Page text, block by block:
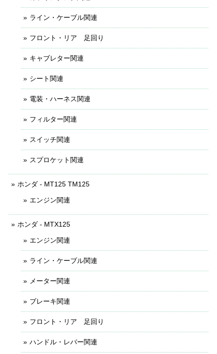
ライン・ケーブル関連
フロント・リア 足回り
キャブレター関連
シート関連
電装・ハーネス関連
フィルター関連
スイッチ関連
スプロケット関連
ホンダ - MT125 TM125
エンジン関連
ホンダ - MTX125
エンジン関連
ライン・ケーブル関連
メーター関連
ブレーキ関連
フロント・リア 足回り
ハンドル・レバー関連